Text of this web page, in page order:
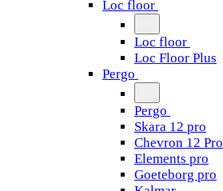
Loc floor
Loc floor
Loc Floor Plus
Pergo
Pergo
Skara 12 pro
Chevron 12 Pro
Elements pro
Goeteborg pro